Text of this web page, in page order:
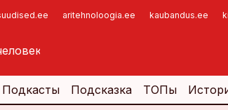
aritehnoloogia.ee kaubandus.ee
Подкасты Подсказка ТОПы